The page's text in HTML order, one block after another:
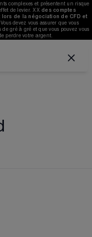
complexes et présentent un risque
de levier. XX des comptes
lors de la négociation de CFD et
Vous devez vous assurer que vous
gré à gré et que vous pouvez vous
perdre votre argent.